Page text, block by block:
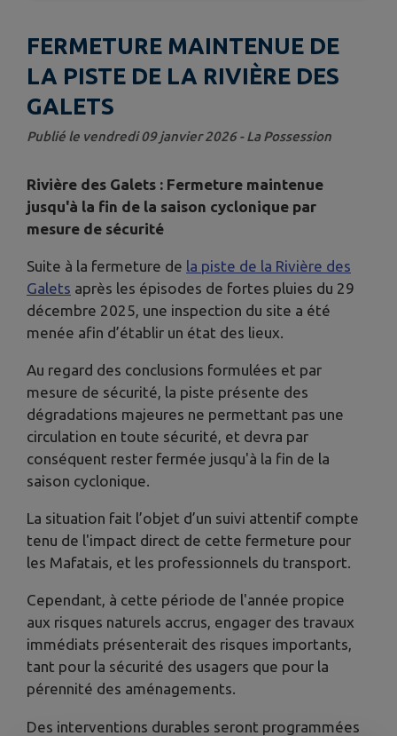
FERMETURE MAINTENUE DE
LA PISTE DE LA RIVIÈRE DES
GALETS
Publié le vendredi 09 janvier 2026 - La Possession
Rivière des Galets : Fermeture maintenue
jusqu'à la fin de la saison cyclonique par
mesure de sécurité
Suite à la fermeture de la piste de la Rivière des
Galets après les épisodes de fortes pluies du 29
décembre 2025, une inspection du site a été
menée afin d’établir un état des lieux.
Au regard des conclusions formulées et par
mesure de sécurité, la piste présente des
dégradations majeures ne permettant pas une
circulation en toute sécurité, et devra par
conséquent rester fermée jusqu'à la fin de la
saison cyclonique.
La situation fait l’objet d’un suivi attentif compte
tenu de l'impact direct de cette fermeture pour
les Mafatais, et les professionnels du transport.
Cependant, à cette période de l'année propice
aux risques naturels accrus, engager des travaux
immédiats présenterait des risques importants,
tant pour la sécurité des usagers que pour la
pérennité des aménagements.
Des interventions durables seront programmées